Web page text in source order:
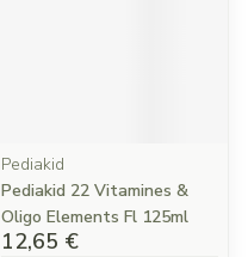
Pediakid
Pediakid 22 Vitamines &
Oligo Elements Fl 125ml
12,65 €